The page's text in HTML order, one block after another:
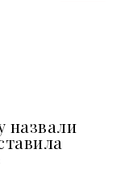
назвали